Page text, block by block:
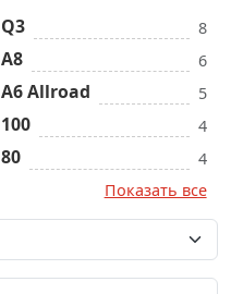
Q3 8
A8 6
A6 Allroad 5
100 4
80
4
Показать все